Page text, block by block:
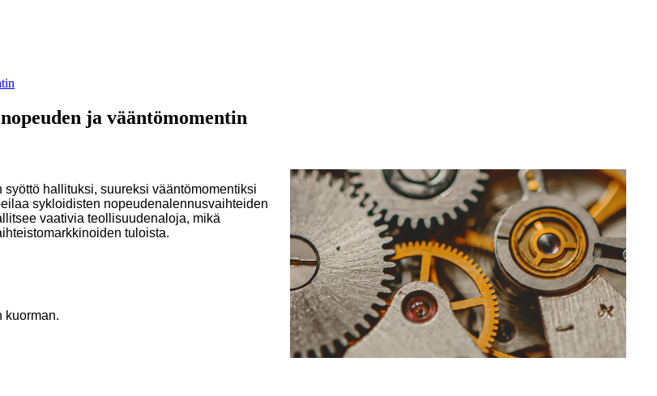
ja vääntömomentin
hallituksi, suureksi vääntömomentiksi
sykloidisten nopeudenalennusvaihteiden
vaativia teollisuudenaloja, mikä
tuloista.
kuorman.